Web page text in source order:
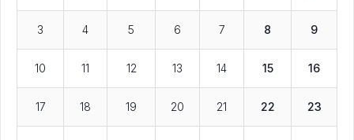
3 4 5 6 7 8 9
10 11 12 13 14 15 16
17 18 19 20 21 22 23